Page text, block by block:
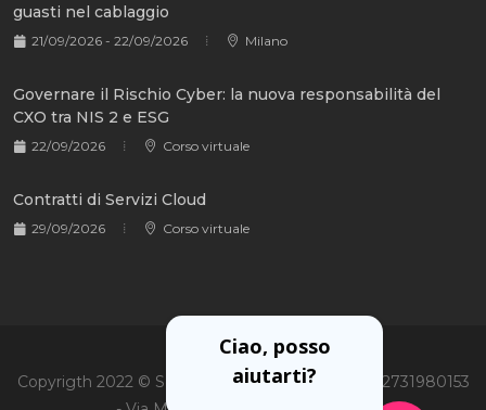
guasti nel cablaggio
21/09/2026 - 22/09/2026 Milano
Governare il Rischio Cyber: la nuova responsabilità del
CXO tra NIS 2 e ESG
22/09/2026 Corso virtuale
Contratti di Servizi Cloud
29/09/2026 Corso virtuale
Copyrigth 2022 © Soiel International Srl - P.Iva 02731980153
Ciao, posso
aiutarti?